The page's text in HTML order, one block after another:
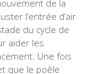
de la
l’entrée d’air
du cycle de
aider les
Une fois
que le poêle